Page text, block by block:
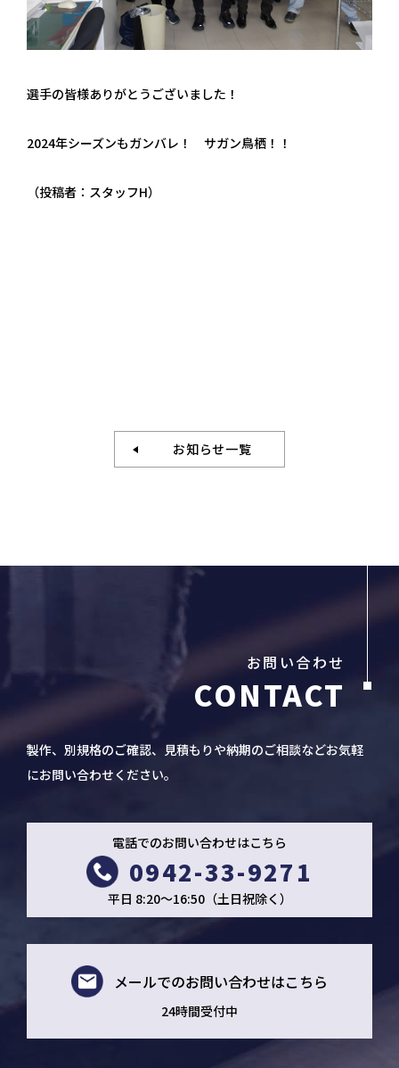
選手の皆様ありがとうございました！
2024年シーズンもガンバレ！ サガン鳥栖！！
（投稿者：スタッフH）
お知らせ一覧
お問い合わせ
製作、別規格のご確認、見積もりや納期のご相談などお気軽
にお問い合わせください。
電話でのお問い合わせはこちら
0942-33-9271
平日 8:20～16:50（土日祝除く）
メールでのお問い合わせはこちら
24時間受付中